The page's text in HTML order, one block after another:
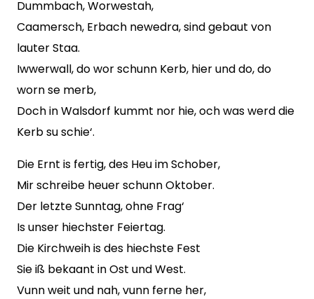
Dummbach, Worwestah,
Caamersch, Erbach newedra, sind gebaut von
lauter Staa.
Iwwerwall, do wor schunn Kerb, hier und do, do
worn se merb,
Doch in Walsdorf kummt nor hie, och was werd die
Kerb su schie‘.
Die Ernt is fertig, des Heu im Schober,
Mir schreibe heuer schunn Oktober.
Der letzte Sunntag, ohne Frag‘
Is unser hiechster Feiertag.
Die Kirchweih is des hiechste Fest
Sie iß bekaant in Ost und West.
Vunn weit und nah, vunn ferne her,